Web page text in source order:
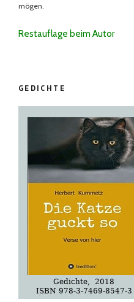
mögen.
Restauflage beim Autor
GEDICHTE